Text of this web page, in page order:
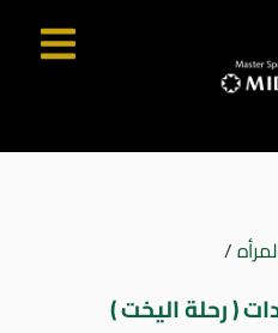
/
( رحلة اليخت )